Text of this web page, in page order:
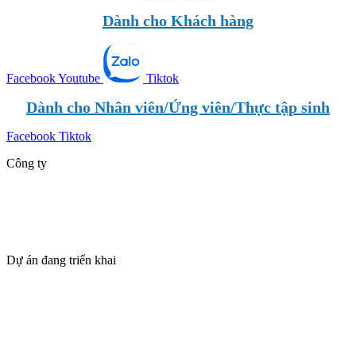
Dành cho Khách hàng
FacebookYoutube Tiktok
Dành cho Nhân viên/Ứng viên/Thực tập sinh
Facebook Tiktok
Công ty
Dự án đang triển khai